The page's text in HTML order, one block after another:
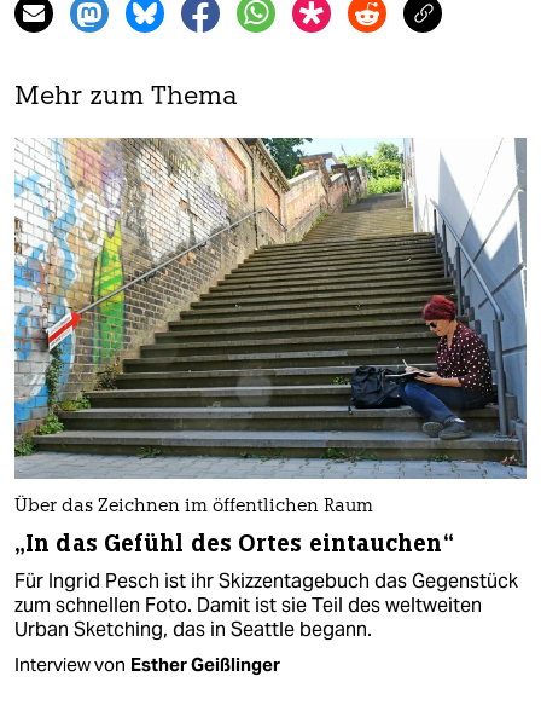
Mehr zum Thema
Über das Zeichnen im öffentlichen Raum
„In das Gefühl des Ortes eintauchen“
Für Ingrid Pesch ist ihr Skizzentagebuch das Gegenstück
zum schnellen Foto. Damit ist sie Teil des weltweiten
Urban Sketching, das in Seattle begann.
Interview von Esther Geißlinger